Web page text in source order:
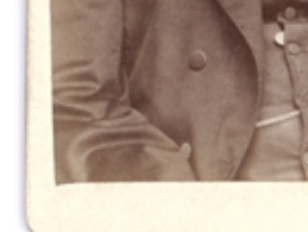
auf der Kindermeile und am
mit Namen und Telefonnummer der
können. Darüber hinaus
mit ihren touristischen und
stellt dabei die "Skulptur Projekte
Stadterlebnisse und
einem großen Bildschirm werden